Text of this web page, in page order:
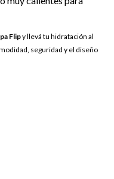
Flipy llevá tu hidratación al
seguridad y el diseño